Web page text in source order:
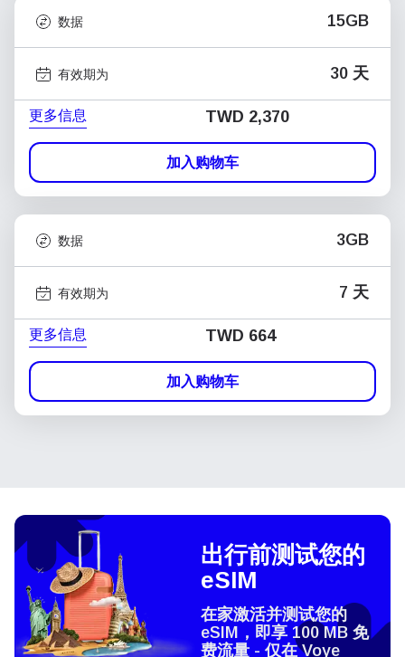
数据 15GB
有效期为 30 天
更多信息 TWD 2,370
加入购物车
数据 3GB
有效期为 7 天
更多信息 TWD 664
加入购物车
出行前测试您的
eSIM
在家激活并测试您的
eSIM，即享 100 MB 免
费流量 - 仅在 Voye